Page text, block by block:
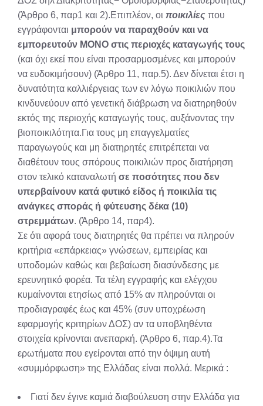
(Άρθρο 6, παρ1 και 2).Επιπλέον, οι ποικιλίες που
εγγράφονται μπορούν να παραχθούν και να
εμπορευτούν ΜΟΝΟ στις περιοχές καταγωγής τους
(και όχι εκεί που είναι προσαρμοσμένες και μπορούν
να ευδοκιμήσουν) (Άρθρο 11, παρ.5). Δεν δίνεται έτσι η
δυνατότητα καλλιέργειας των εν λόγω ποικιλιών που
κινδυνεύουν από γενετική διάβρωση να διατηρηθούν
εκτός της περιοχής καταγωγής τους, αυξάνοντας την
βιοποικιλότητα.Για τους μη επαγγελματίες
παραγωγούς και μη διατηρητές επιτρέπεται να
διαθέτουν τους σπόρους ποικιλιών προς διατήρηση
στον τελικό καταναλωτή σε ποσότητες που δεν
υπερβαίνουν κατά φυτικό είδος ή ποικιλία τις
ανάγκες σποράς ή φύτευσης δέκα (10)
στρεμμάτων. (Άρθρο 14, παρ4).
Σε ότι αφορά τους διατηρητές θα πρέπει να πληρούν
κριτήρια «επάρκειας» γνώσεων, εμπειρίας και
υποδομών καθώς και βεβαίωση διασύνδεσης με
ερευνητικό φορέα. Τα τέλη εγγραφής και ελέγχου
κυμαίνονται ετησίως από 15% αν πληρούνται οι
προδιαγραφές έως και 45% (συν υποχρέωση
εφαρμογής κριτηρίων ΔΟΣ) αν τα υποβληθέντα
στοιχεία κρίνονται ανεπαρκή. (Άρθρο 6, παρ.4).Τα
ερωτήματα που εγείρονται από την όψιμη αυτή
«συμμόρφωση» της Ελλάδας είναι πολλά. Μερικά :
Γιατί δεν έγινε καμιά διαβούλευση στην Ελλάδα για